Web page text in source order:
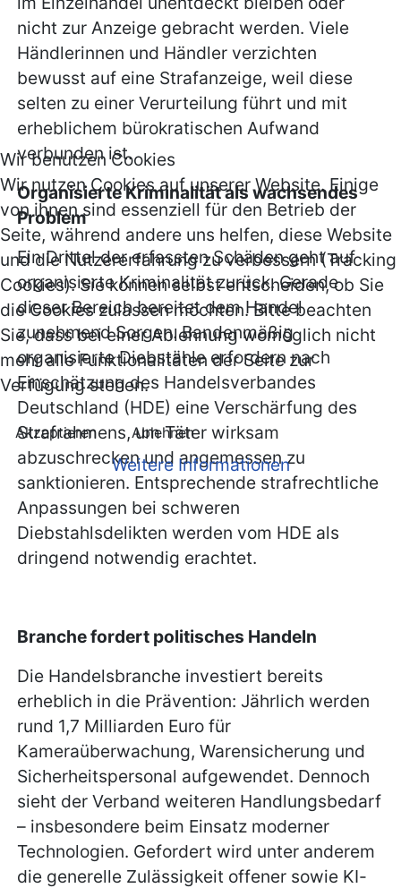
nicht zur Anzeige gebracht werden. Viele
Händlerinnen und Händler verzichten
bewusst auf eine Strafanzeige, weil diese
selten zu einer Verurteilung führt und mit
erheblichem bürokratischen Aufwand
verbunden ist.
Organisierte Kriminalität als wachsendes
Problem
Ein Drittel der erfassten Schäden geht auf
organisierte Kriminalität zurück. Gerade
dieser Bereich bereitet dem Handel
zunehmend Sorgen. Bandenmäßig
organisierte Diebstähle erfordern nach
Einschätzung des Handelsverbandes
Deutschland (HDE) eine Verschärfung des
Strafrahmens, um Täter wirksam
abzuschrecken und angemessen zu
sanktionieren. Entsprechende strafrechtliche
Anpassungen bei schweren
Diebstahlsdelikten werden vom HDE als
dringend notwendig erachtet.
Branche fordert politisches Handeln
Die Handelsbranche investiert bereits
erheblich in die Prävention: Jährlich werden
rund 1,7 Milliarden Euro für
Kameraüberwachung, Warensicherung und
Sicherheitspersonal aufgewendet. Dennoch
sieht der Verband weiteren Handlungsbedarf
– insbesondere beim Einsatz moderner
Technologien. Gefordert wird unter anderem
die generelle Zulässigkeit offener sowie KI-
Wir benutzen Cookies
Wir nutzen Cookies auf unserer Website. Einige
von ihnen sind essenziell für den Betrieb der
Seite, während andere uns helfen, diese Website
und die Nutzererfahrung zu verbessern (Tracking
Cookies). Sie können selbst entscheiden, ob Sie
die Cookies zulassen möchten. Bitte beachten
Sie, dass bei einer Ablehnung womöglich nicht
mehr alle Funktionalitäten der Seite zur
Verfügung stehen.
Akzeptieren Ablehnen
Weitere Informationen